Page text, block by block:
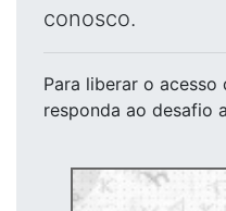
conosco.
Para liberar o acesso
responda ao desafio